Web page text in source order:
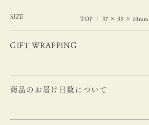
SIZE TOP ： 37 × 33 × 10mm
GIFT WRAPPING
商品のお届け日数について